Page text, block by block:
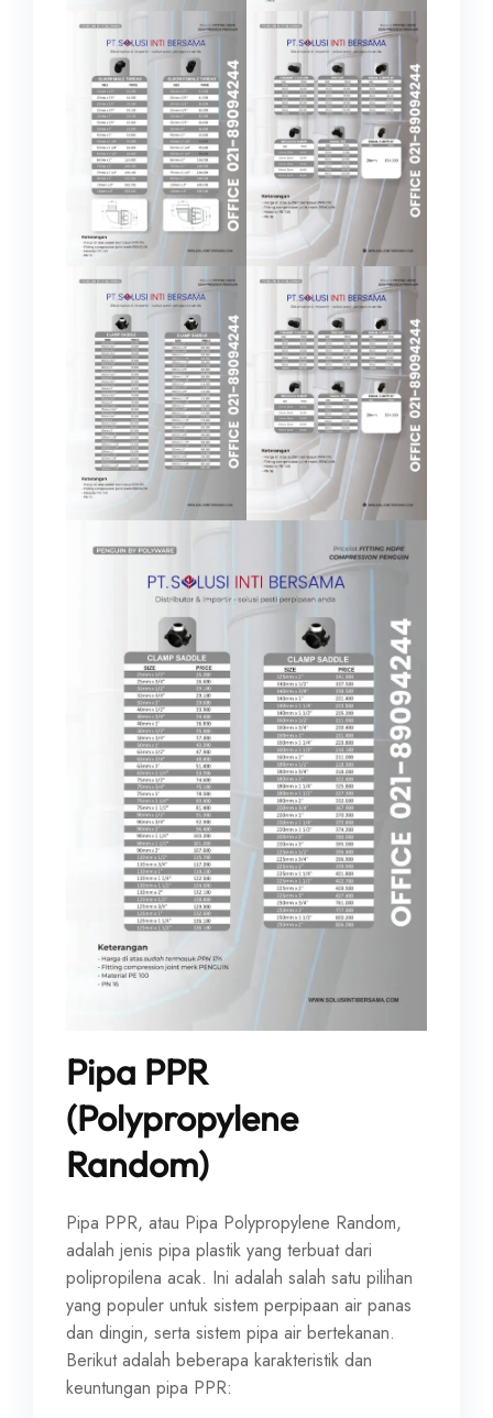
Pipa PPR
(Polypropylene
Random)
Pipa PPR, atau Pipa Polypropylene Random,
adalah jenis pipa plastik yang terbuat dari
polipropilena acak. Ini adalah salah satu pilihan
yang populer untuk sistem perpipaan air panas
dan dingin, serta sistem pipa air bertekanan.
Berikut adalah beberapa karakteristik dan
keuntungan pipa PPR: